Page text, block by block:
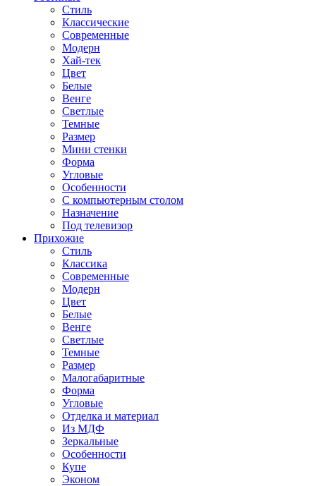
Стиль
Классические
Современные
Модерн
Хай-тек
Цвет
Белые
Венге
Светлые
Темные
Размер
Мини стенки
Форма
Угловые
Особенности
С компьютерным столом
Назначение
Под телевизор
Прихожие
Стиль
Классика
Современные
Модерн
Цвет
Белые
Венге
Светлые
Темные
Размер
Малогабаритные
Форма
Угловые
Отделка и материал
Из МДФ
Зеркальные
Особенности
Купе
Эконом